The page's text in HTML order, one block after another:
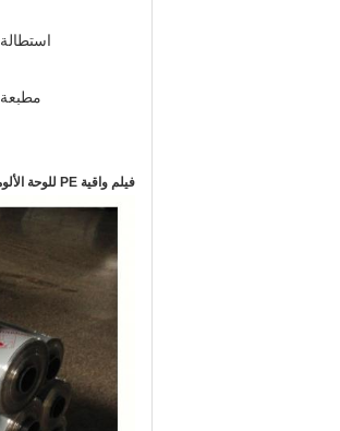
استطالة
مطبعة
فيلم واقية PE للوحة الألومنيوم البلاستيكية المركبة